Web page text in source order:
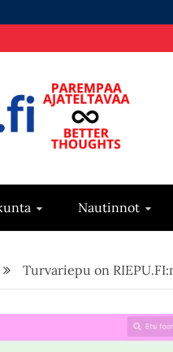
Nautinnot
Turvariepu on